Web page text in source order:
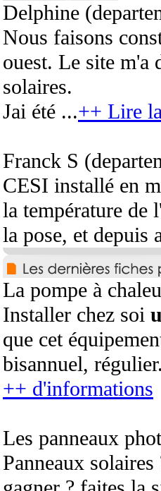
Delphine
Nous faisons
ouest. Le site m'a
solaires.
Jai été ...++ Lire
Franck S
CESI installé en
la température de
la pose, et depuis
La pompe à
Installer chez soi
que cet
bisannuel, régulier.
++ d'informations
Les panneaux
Panneaux